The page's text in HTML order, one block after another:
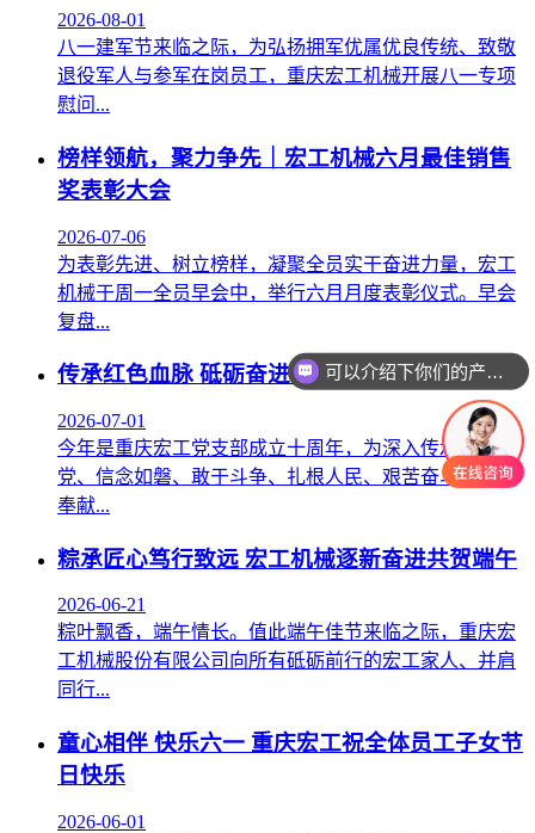
2026-08-01
八一建军节来临之际，为弘扬拥军优属优良传统、致敬
退役军人与参军在岗员工，重庆宏工机械开展八一专项
慰问...
榜样领航，聚力争先｜宏工机械六月最佳销售
奖表彰大会
2026-07-06
为表彰先进、树立榜样，凝聚全员实干奋进力量，宏工
机械于周一全员早会中，举行六月月度表彰仪式。早会
复盘...
传承红色血脉 砥砺奋进初心——重庆宏工
2026-07-01
今年是重庆宏工党支部成立十周年，为深入传承忠诚向
党、信念如磐、敢于斗争、扎根人民、艰苦奋斗、无私
奉献...
粽承匠心笃行致远 宏工机械逐新奋进共贺端午
2026-06-21
粽叶飘香，端午情长。值此端午佳节来临之际，重庆宏
工机械股份有限公司向所有砥砺前行的宏工家人、并肩
同行...
童心相伴 快乐六一 重庆宏工祝全体员工子女节
日快乐
2026-06-01